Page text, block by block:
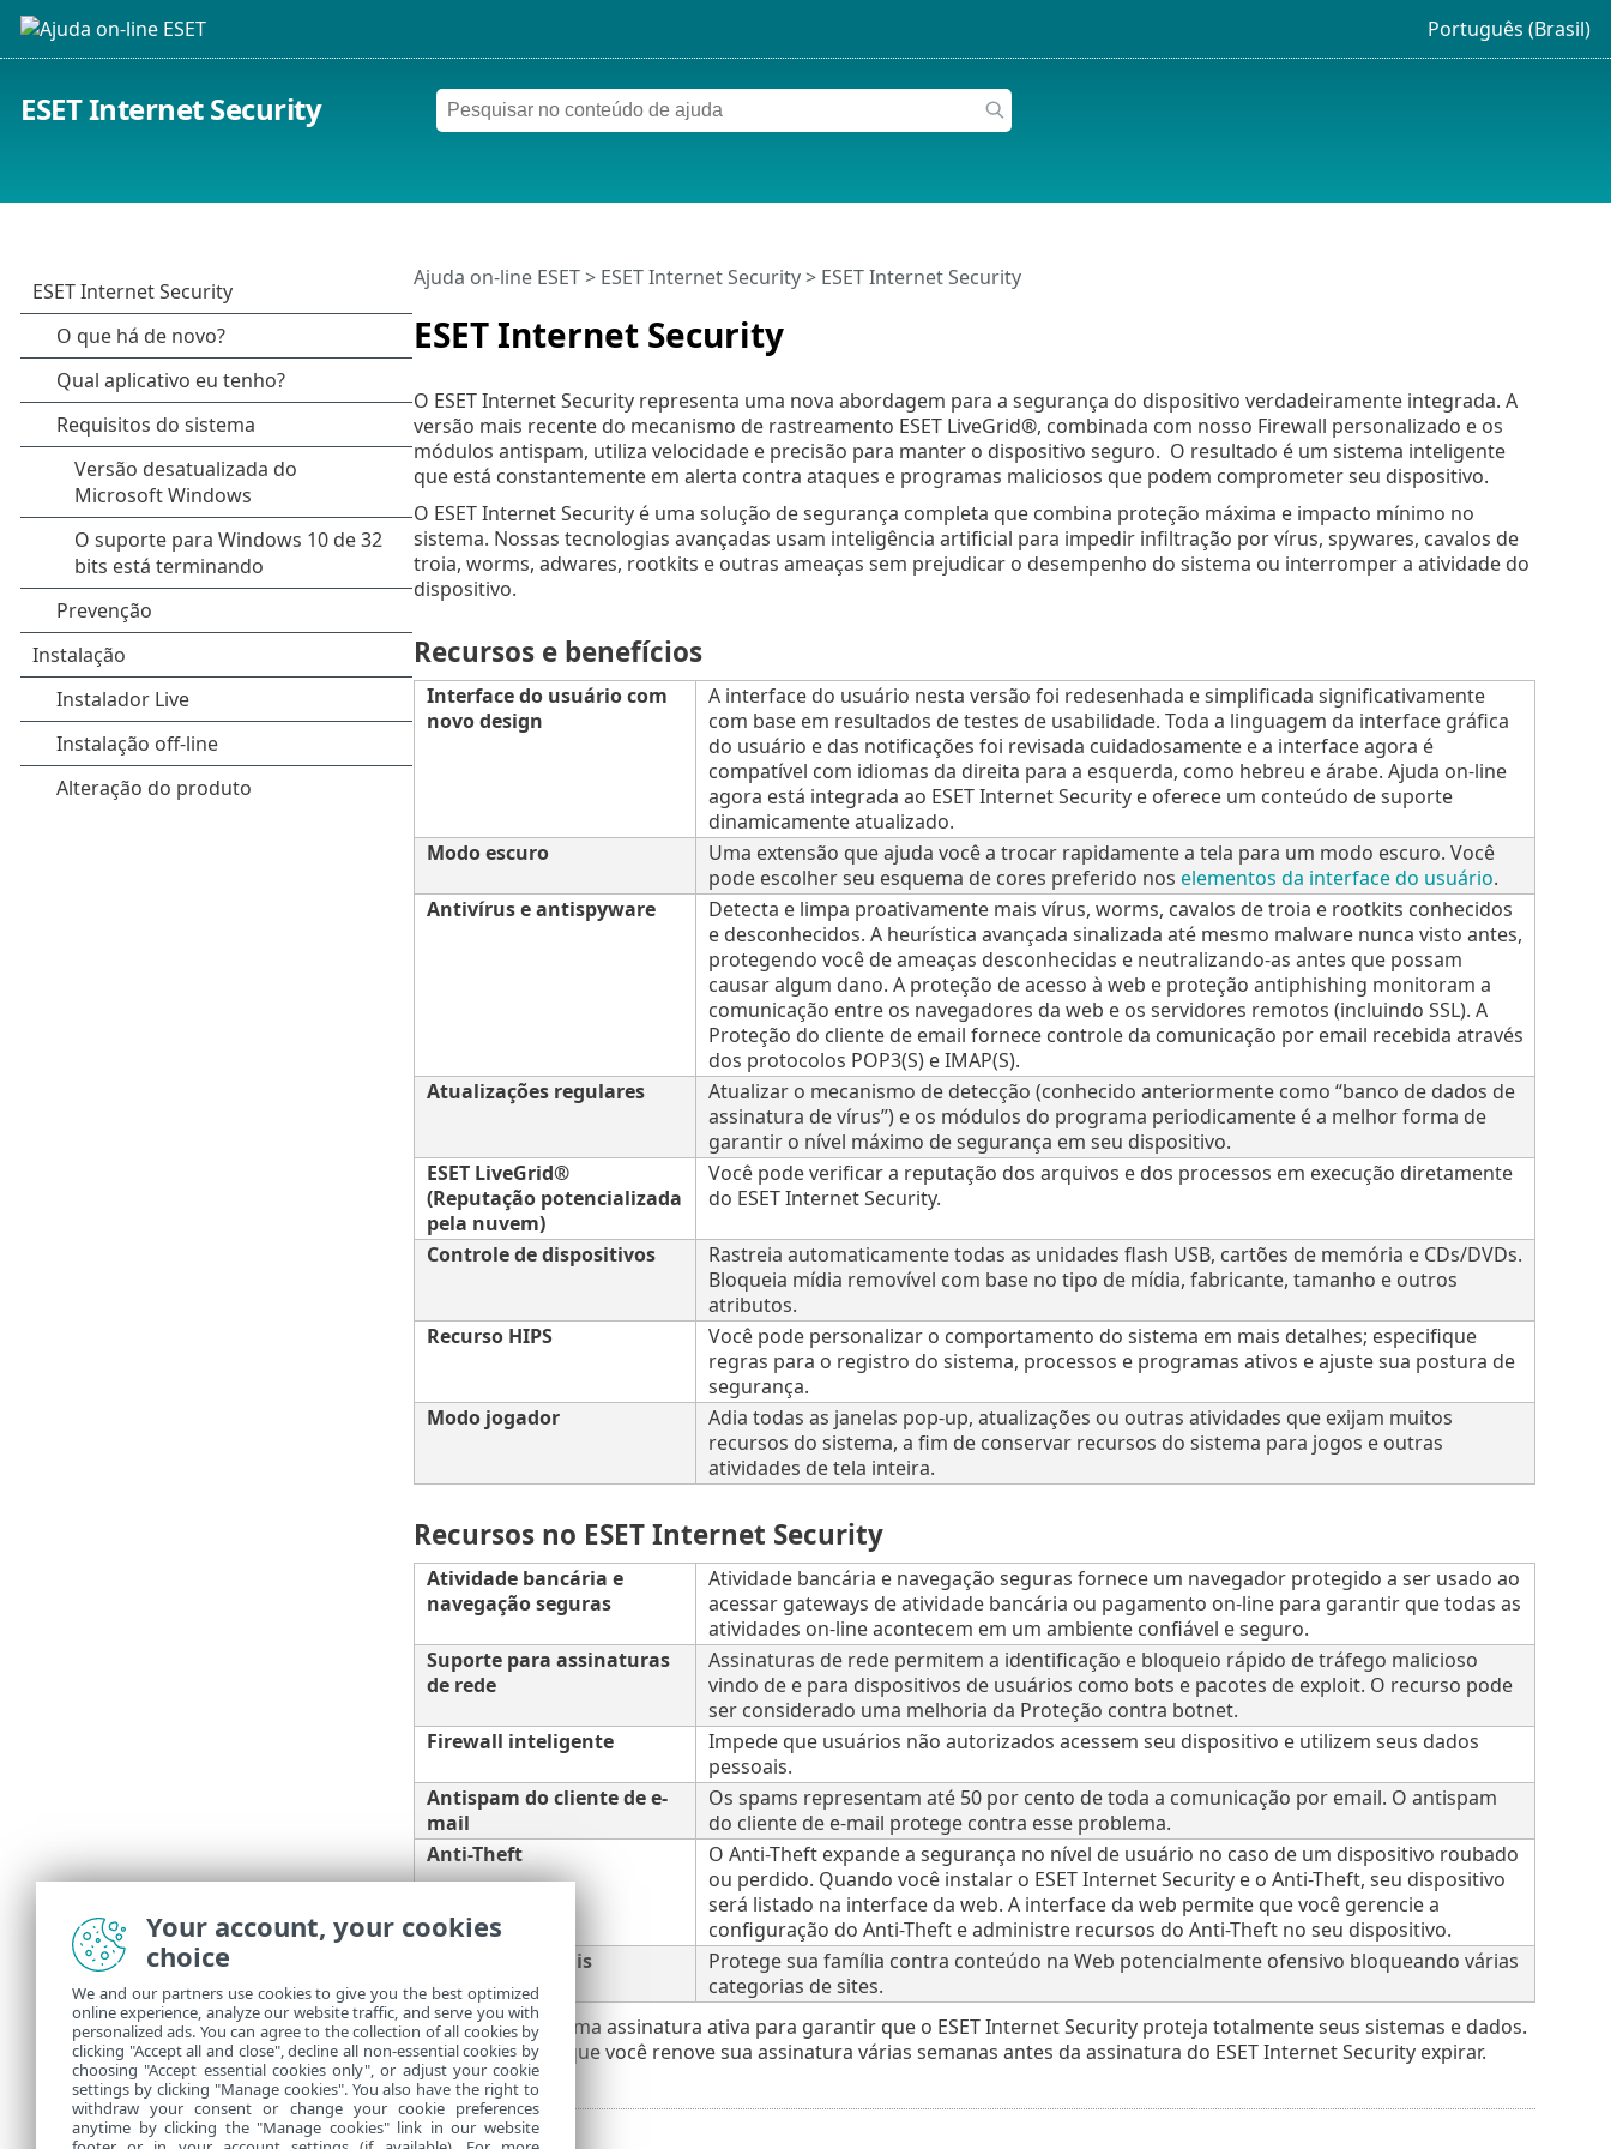
Português (Brasil)
ESET Internet Security
ESET Internet Security
Ajuda on-line ESET> ESET Internet Security> ESET Internet Security
O ESET Internet Security representa uma nova abordagem para a segurança do dispositivo verdadeiramente integrada. A
versão mais recente do mecanismo de rastreamento ESET LiveGrid®, combinada com nosso Firewall personalizado e os
módulos antispam, utiliza velocidade e precisão para manter o dispositivo seguro. O resultado é um sistema inteligente
que está constantemente em alerta contra ataques e programas maliciosos que podem comprometer seu dispositivo.
O ESET Internet Security é uma solução de segurança completa que combina proteção máxima e impacto mínimo no
sistema. Nossas tecnologias avançadas usam inteligência artificial para impedir infiltração por vírus, spywares, cavalos de
troia, worms, adwares, rootkits e outras ameaças sem prejudicar o desempenho do sistema ou interromper a atividade do
dispositivo.
Recursos e benefícios
Interface do usuário com
novo design
A interface do usuário nesta versão foi redesenhada e simplificada significativamente
com base em resultados de testes de usabilidade. Toda a linguagem da interface gráfica
do usuário e das notificações foi revisada cuidadosamente e a interface agora é
compatível com idiomas da direita para a esquerda, como hebreu e árabe. Ajuda on-line
agora está integrada ao ESET Internet Security e oferece um conteúdo de suporte
dinamicamente atualizado.
Modo escuro
Uma extensão que ajuda você a trocar rapidamente a tela para um modo escuro. Você
pode escolher seu esquema de cores preferido nos elementos da interface do usuário.
Antivírus e antispyware
Detecta e limpa proativamente mais vírus, worms, cavalos de troia e rootkits conhecidos
e desconhecidos. A heurística avançada sinalizada até mesmo malware nunca visto antes,
protegendo você de ameaças desconhecidas e neutralizando-as antes que possam
causar algum dano. A proteção de acesso à web e proteção antiphishing monitoram a
comunicação entre os navegadores da web e os servidores remotos (incluindo SSL). A
Proteção do cliente de email fornece controle da comunicação por email recebida através
dos protocolos POP3(S) e IMAP(S).
Atualizações regulares
Atualizar o mecanismo de detecção (conhecido anteriormente como “banco de dados de
assinatura de vírus”) e os módulos do programa periodicamente é a melhor forma de
garantir o nível máximo de segurança em seu dispositivo.
ESET LiveGrid®
(Reputação potencializada
pela nuvem)
Você pode verificar a reputação dos arquivos e dos processos em execução diretamente
do ESET Internet Security.
Controle de dispositivos
Rastreia automaticamente todas as unidades flash USB, cartões de memória e CDs/DVDs.
Bloqueia mídia removível com base no tipo de mídia, fabricante, tamanho e outros
atributos.
Recurso HIPS
Você pode personalizar o comportamento do sistema em mais detalhes; especifique
regras para o registro do sistema, processos e programas ativos e ajuste sua postura de
segurança.
Modo jogador
Adia todas as janelas pop-up, atualizações ou outras atividades que exijam muitos
recursos do sistema, a fim de conservar recursos do sistema para jogos e outras
atividades de tela inteira.
Recursos no ESET Internet Security
Atividade bancária e
navegação seguras
Atividade bancária e navegação seguras fornece um navegador protegido a ser usado ao
acessar gateways de atividade bancária ou pagamento on-line para garantir que todas as
atividades on-line acontecem em um ambiente confiável e seguro.
Suporte para assinaturas
de rede
Assinaturas de rede permitem a identificação e bloqueio rápido de tráfego malicioso
vindo de e para dispositivos de usuários como bots e pacotes de exploit. O recurso pode
ser considerado uma melhoria da Proteção contra botnet.
Firewall inteligente
Impede que usuários não autorizados acessem seu dispositivo e utilizem seus dados
pessoais.
Antispam do cliente de e-
mail
Os spams representam até 50 por cento de toda a comunicação por email. O antispam
do cliente de e-mail protege contra esse problema.
Anti-Theft
O Anti-Theft expande a segurança no nível de usuário no caso de um dispositivo roubado
ou perdido. Quando você instalar o ESET Internet Security e o Anti-Theft, seu dispositivo
será listado na interface da web. A interface da web permite que você gerencie a
configuração do Anti-Theft e administre recursos do Anti-Theft no seu dispositivo.
Controle dos pais
Protege sua família contra conteúdo na Web potencialmente ofensivo bloqueando várias
categorias de sites.
Você precisa de uma assinatura ativa para garantir que o ESET Internet Security proteja totalmente seus sistemas e dados.
Recomendamos que você renove sua assinatura várias semanas antes da assinatura do ESET Internet Security expirar.
Your account, your cookies
choice
We and our partners use cookies to give you the best optimized
online experience, analyze our website traffic, and serve you with
personalized ads. You can agree to the collection of all cookies by
clicking "Accept all and close", decline all non-essential cookies by
choosing "Accept essential cookies only", or adjust your cookie
settings by clicking "Manage cookies". You also have the right to
withdraw your consent or change your cookie preferences
anytime by clicking the "Manage cookies" link in our website